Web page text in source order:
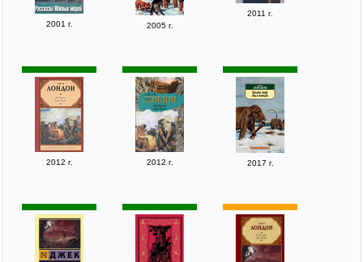
2001 г. 2005 г.
2011 г.
2012 г. 2012 г. 2017 г.